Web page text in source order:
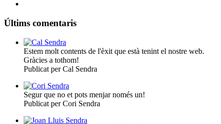
Últims comentaris
Estem molt contents de l'èxit que està tenint el nostre web.
Gràcies a tothom!
Publicat per Cal Sendra
Segur que no et pots menjar només un!
Publicat per Cori Sendra